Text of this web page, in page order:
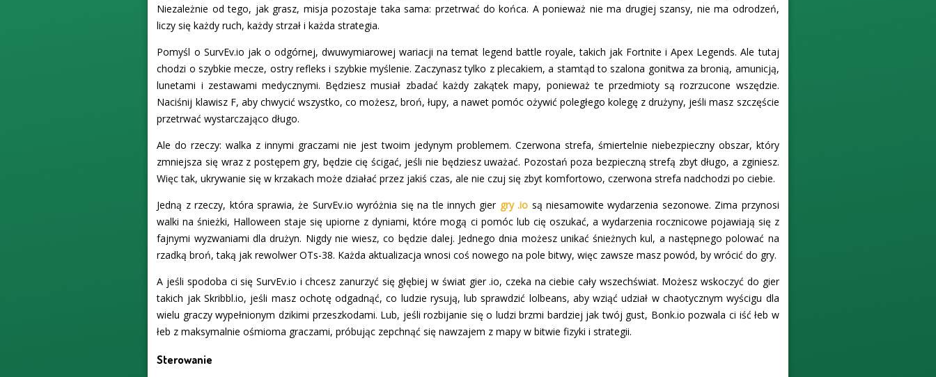
Niezależnie od tego, jak grasz, misja pozostaje taka sama: przetrwać do końca. A ponieważ nie ma drugiej szansy, nie ma odrodzeń,
liczy się każdy ruch, każdy strzał i każda strategia.
Pomyśl o SurvEv.io jak o odgórnej, dwuwymiarowej wariacji na temat legend battle royale, takich jak Fortnite i Apex Legends. Ale tutaj
chodzi o szybkie mecze, ostry refleks i szybkie myślenie. Zaczynasz tylko z plecakiem, a stamtąd to szalona gonitwa za bronią, amunicją,
lunetami i zestawami medycznymi. Będziesz musiał zbadać każdy zakątek mapy, ponieważ te przedmioty są rozrzucone wszędzie.
Naciśnij klawisz F, aby chwycić wszystko, co możesz, broń, łupy, a nawet pomóc ożywić poległego kolegę z drużyny, jeśli masz szczęście
przetrwać wystarczająco długo.
Ale do rzeczy: walka z innymi graczami nie jest twoim jedynym problemem. Czerwona strefa, śmiertelnie niebezpieczny obszar, który
zmniejsza się wraz z postępem gry, będzie cię ścigać, jeśli nie będziesz uważać. Pozostań poza bezpieczną strefą zbyt długo, a zginiesz.
Więc tak, ukrywanie się w krzakach może działać przez jakiś czas, ale nie czuj się zbyt komfortowo, czerwona strefa nadchodzi po ciebie.
Jedną z rzeczy, która sprawia, że SurvEv.io wyróżnia się na tle innych gier gry .io są niesamowite wydarzenia sezonowe. Zima przynosi
walki na śnieżki, Halloween staje się upiorne z dyniami, które mogą ci pomóc lub cię oszukać, a wydarzenia rocznicowe pojawiają się z
fajnymi wyzwaniami dla drużyn. Nigdy nie wiesz, co będzie dalej. Jednego dnia możesz unikać śnieżnych kul, a następnego polować na
rzadką broń, taką jak rewolwer OTs-38. Każda aktualizacja wnosi coś nowego na pole bitwy, więc zawsze masz powód, by wrócić do gry.
A jeśli spodoba ci się SurvEv.io i chcesz zanurzyć się głębiej w świat gier .io, czeka na ciebie cały wszechświat. Możesz wskoczyć do gier
takich jak Skribbl.io, jeśli masz ochotę odgadnąć, co ludzie rysują, lub sprawdzić lolbeans, aby wziąć udział w chaotycznym wyścigu dla
wielu graczy wypełnionym dzikimi przeszkodami. Lub, jeśli rozbijanie się o ludzi brzmi bardziej jak twój gust, Bonk.io pozwala ci iść łeb w
łeb z maksymalnie ośmioma graczami, próbując zepchnąć się nawzajem z mapy w bitwie fizyki i strategii.
Sterowanie